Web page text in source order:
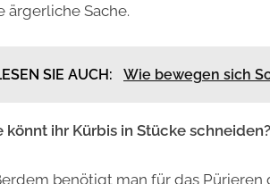
ärgerliche Sache.
SIE AUCH: Wie bewegen sich
könnt ihr Kürbis in Stücke schneiden?
benötigt man für das Pürieren